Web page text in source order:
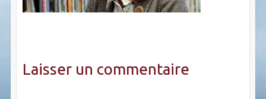
Laisser un commentaire